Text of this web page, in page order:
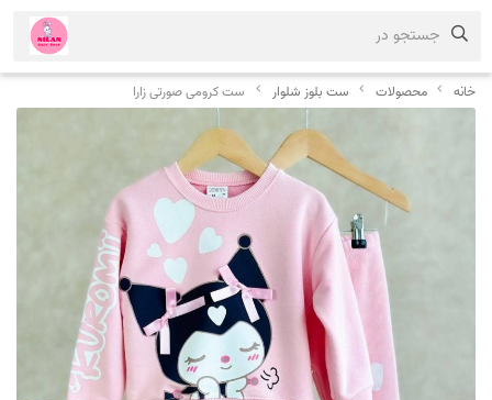
خانه محصولات ست بلوز شلوار ست کرومی صورتی زارا
جستجو در